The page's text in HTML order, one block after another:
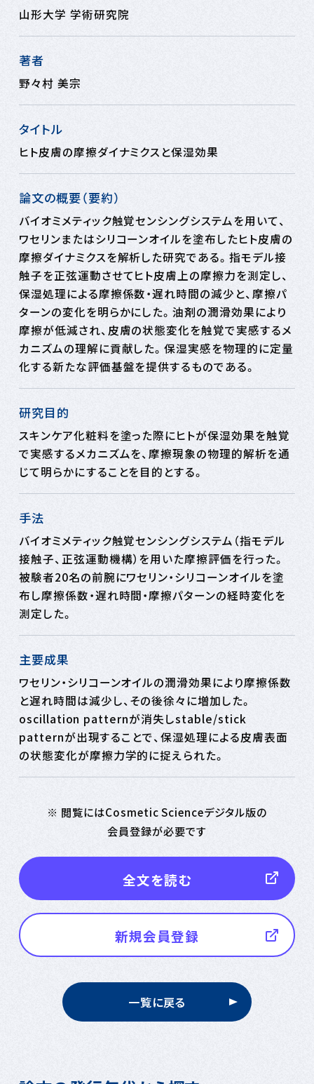
山形大学 学術研究院
著者
野々村 美宗
タイトル
ヒト皮膚の摩擦ダイナミクスと保湿効果
論文の概要（要約）
バイオミメティック触覚センシングシステムを用いて、
ワセリンまたはシリコーンオイルを塗布したヒト皮膚の
摩擦ダイナミクスを解析した研究である。指モデル接
触子を正弦運動させてヒト皮膚上の摩擦力を測定し、
保湿処理による摩擦係数・遅れ時間の減少と、摩擦パ
ターンの変化を明らかにした。油剤の潤滑効果により
摩擦が低減され、皮膚の状態変化を触覚で実感するメ
カニズムの理解に貢献した。保湿実感を物理的に定量
化する新たな評価基盤を提供するものである。
研究目的
スキンケア化粧料を塗った際にヒトが保湿効果を触覚
で実感するメカニズムを、摩擦現象の物理的解析を通
じて明らかにすることを目的とする。
手法
バイオミメティック触覚センシングシステム（指モデル
接触子、正弦運動機構）を用いた摩擦評価を行った。
被験者20名の前腕にワセリン・シリコーンオイルを塗
布し摩擦係数・遅れ時間・摩擦パターンの経時変化を
測定した。
主要成果
ワセリン・シリコーンオイルの潤滑効果により摩擦係数
と遅れ時間は減少し、その後徐々に増加した。
oscillation patternが消失しstable/stick
patternが出現することで、保湿処理による皮膚表面
の状態変化が摩擦力学的に捉えられた。
※ 閲覧にはCosmetic Scienceデジタル版の
会員登録が必要です
全文を読む
新規会員登録
一覧に戻る